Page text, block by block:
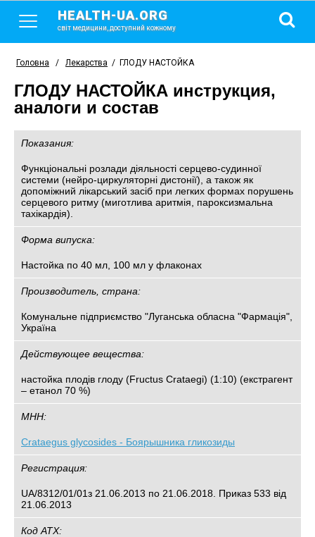
HEALTH-UA.ORG
світ медицини, доступний кожному
Головна / Лекарства / ГЛОДУ НАСТОЙКА
ГЛОДУ НАСТОЙКА инструкция,
аналоги и состав
Показания:
Функціональні розлади діяльності серцево-судинної
системи (нейро-циркуляторні дистонії), а також як
допоміжний лікарський засіб при легких формах порушень
серцевого ритму (миготлива аритмія, пароксизмальна
тахікардія).
Форма випуска:
Настойка по 40 мл, 100 мл у флаконах
Производитель, страна:
Комунальне підприємство "Луганська обласна "Фармація",
Україна
Действующее вещества:
настойка плодів глоду (Fructus Crataegi) (1:10) (екстрагент
– етанол 70 %)
МНН:
Crataegus glycosides - Боярышника гликозиды
Регистрация:
UA/8312/01/01з 21.06.2013 по 21.06.2018. Приказ 533 від
21.06.2013
Код АТХ: